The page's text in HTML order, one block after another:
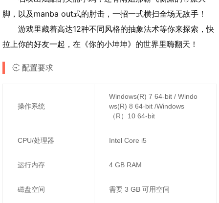
脚，以及manba out式的肘击，一招一式横扫全场无敌手！
游戏里藏着高达12种不同风格的抽象法术等你来探索，快
拉上你的好友一起，在《你的小坤坤》的世界里嗨翻天！
配置要求
操作系统
Windows(R) 7 64-bit / Windo
ws(R) 8 64-bit /Windows
（R）10 64-bit
CPU/处理器 Intel Core i5
运行内存 4 GB RAM
磁盘空间 需要 3 GB 可用空间